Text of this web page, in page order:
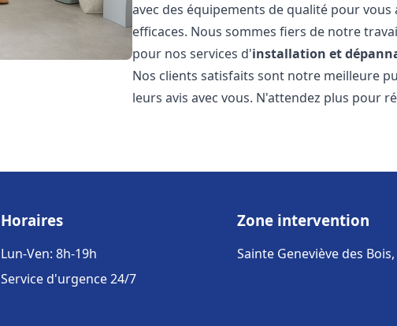
avec des équipements de qualité pour
efficaces. Nous sommes fiers de notre
pour nos services d'installation et
Nos clients satisfaits sont notre meilleure
leurs avis avec vous. N'attendez plus pour
Horaires
Lun-Ven: 8h-19h
Service d'urgence 24/7
Zone intervention
Sainte Geneviève des